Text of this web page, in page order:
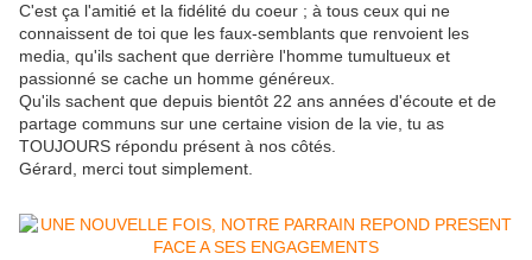
C'est ça l'amitié et la fidélité du coeur ; à tous ceux qui ne
connaissent de toi que les faux-semblants que renvoient les
media, qu'ils sachent que derrière l'homme tumultueux et
passionné se cache un homme généreux.
Qu'ils sachent que depuis bientôt 22 ans années d'écoute et de
partage communs sur une certaine vision de la vie, tu as
TOUJOURS répondu présent à nos côtés.
Gérard, merci tout simplement.